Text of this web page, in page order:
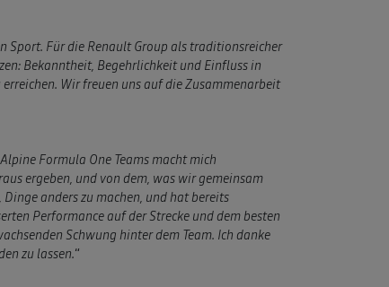
Für die Renault Group als traditionsreicher
Bekanntheit, Begehrlichkeit und Einfluss in
Wir freuen uns auf die Zusammenarbeit
Formula One Teams macht mich
ergeben, und von dem, was wir gemeinsam
anders zu machen, und hat bereits
Performance auf der Strecke und dem besten
Schwung hinter dem Team. Ich danke
zu lassen.“